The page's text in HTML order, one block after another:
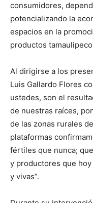
consumidores,
potencializando la
espacios en la
productos
Al dirigirse a los
Luis Gallardo Flores
ustedes, son el
de nuestras raíces,
de las zonas rurales
plataformas
fértiles que nunca;
y productores que
y vivas”.